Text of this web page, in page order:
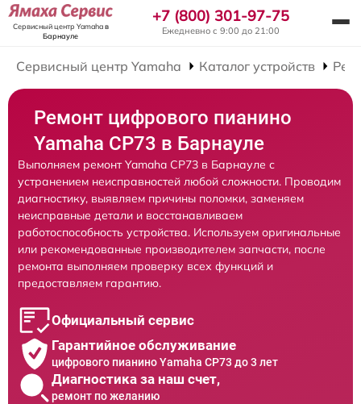
Сервисный центр Yamahaв
Барнауле
+7 (800) 301-97-75
Ежедневно с 9:00 до 21:00
Сервисный центр Yamaha Каталог устройств
Ремонт цифрового пианино
Yamaha CP73 в Барнауле
Выполняем ремонт Yamaha CP73 в Барнауле с
устранением неисправностей любой сложности. Проводим
диагностику, выявляем причины поломки, заменяем
неисправные детали и восстанавливаем
работоспособность устройства. Используем оригинальные
или рекомендованные производителем запчасти, после
ремонта выполняем проверку всех функций и
предоставляем гарантию.
Официальный сервис
Гарантийное обслуживание
цифрового пианино Yamaha CP73 до 3 лет
Диагностика за наш счет,
ремонт по желанию